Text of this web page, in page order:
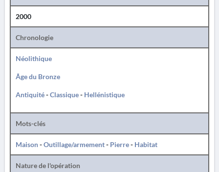
2000
Chronologie
Néolithique
Âge du Bronze
Antiquité-Classique- Hellénistique
Mots-clés
Maison-Outillage/armement- Pierre- Habitat
Nature de l'opération